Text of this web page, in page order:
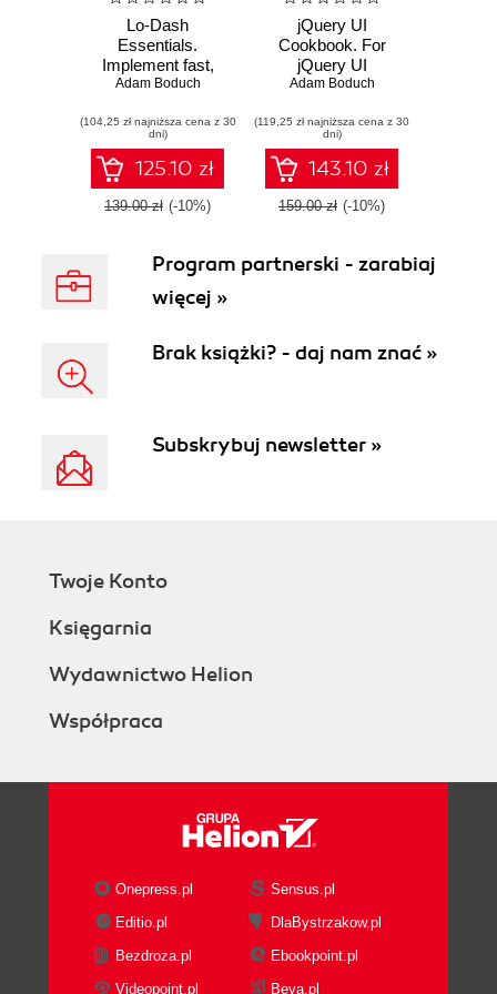
Lo-Dash
Essentials.
Implement fast,
lean, and readable
with Lo-Dash
Adam Boduch
(104,25 zł najniższa cena z 30
dni)
125.10 zł
139.00 zł (-10%)
jQuery UI
Cookbook. For
jQuery UI
developers this is
to maximizing the
potential of your
user interfaces.
Full of great
practical recipes
framework, it's an
Adam Boduch
(119,25 zł najniższa cena z 30
dni)
143.10 zł
159.00 zł (-10%)
Program partnerski - zarabiaj
więcej »
Brak książki? - daj nam znać »
Subskrybuj newsletter »
Twoje Konto
Księgarnia
Wydawnictwo Helion
Współpraca
Onepress.pl
Sensus.pl
Editio.pl
DlaBystrzakow.pl
Bezdroza.pl
Ebookpoint.pl
Videopoint.pl
Beya.pl